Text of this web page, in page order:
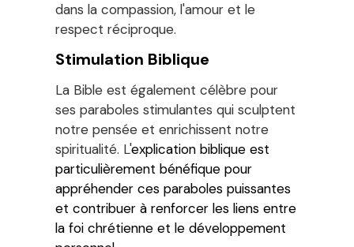
dans la compassion, l'amour et le
respect réciproque.
Stimulation Biblique
La Bible est également célèbre pour
ses paraboles stimulantes qui sculptent
notre pensée et enrichissent notre
spiritualité. L'explication biblique est
particulièrement bénéfique pour
appréhender ces paraboles puissantes
et contribuer à renforcer les liens entre
la foi chrétienne et le développement